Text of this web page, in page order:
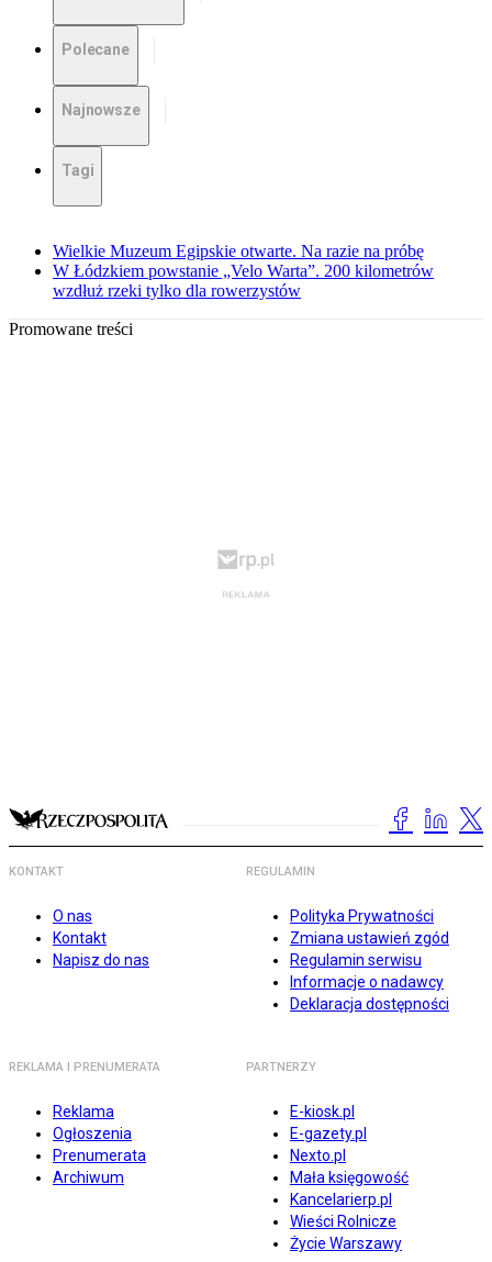
Polecane
Najnowsze
Tagi
Wielkie Muzeum Egipskie otwarte. Na razie na próbę
W Łódzkiem powstanie „Velo Warta”. 200 kilometrów
wzdłuż rzeki tylko dla rowerzystów
Promowane treści
KONTAKT
O nas
Kontakt
Napisz do nas
REGULAMIN
Polityka Prywatności
Zmiana ustawień zgód
Regulamin serwisu
Informacje o nadawcy
Deklaracja dostępności
REKLAMA I PRENUMERATA
Reklama
Ogłoszenia
Prenumerata
Archiwum
PARTNERZY
E-kiosk.pl
E-gazety.pl
Nexto.pl
Mała księgowość
Kancelarierp.pl
Wieści Rolnicze
Życie Warszawy